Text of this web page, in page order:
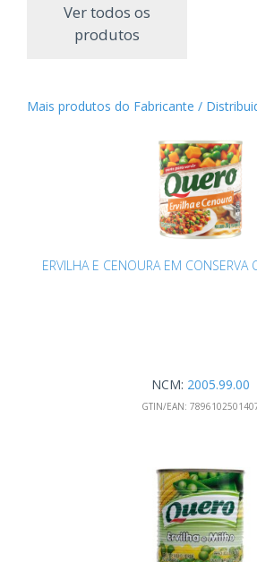
Ver todos os
produtos
Mais produtos do Fabricante /
ERVILHA E CENOURA EM CONSERVA
NCM: 2005.99.00
GTIN/EAN: